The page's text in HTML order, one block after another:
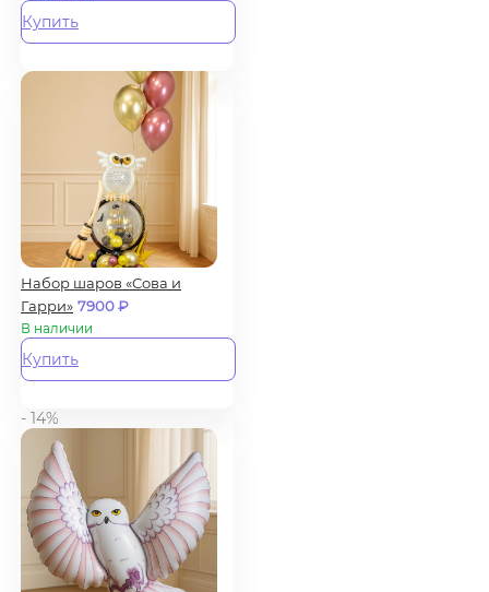
Купить
Набор шаров «Сова и
Гарри» 7900₽
В наличии
Купить
- 14%